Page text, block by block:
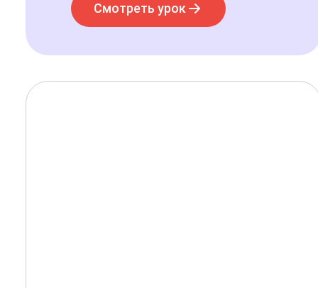
Смотреть урок